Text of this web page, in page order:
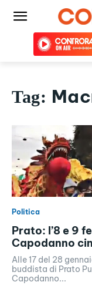
Tag:
Politica
Prato: l’8 e 9
Capodanno
Alle 17 del 28
buddista di Prato
Capodanno...